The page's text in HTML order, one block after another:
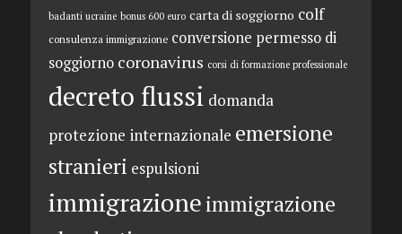
badanti ucraine bonus 600 euro carta di soggiorno colf
consulenza immigrazione conversione permesso di
soggiorno coronavirus corsi di formazione professionale
decreto flussi domanda
protezione internazionale emersione
stranieri espulsioni
immigrazioneimmigrazione